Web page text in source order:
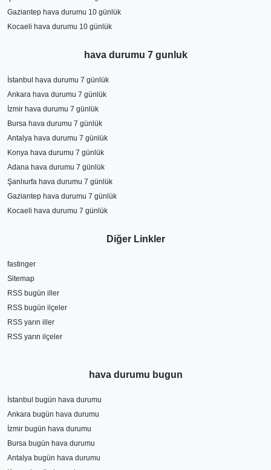
Gaziantep hava durumu 10 günlük
Kocaeli hava durumu 10 günlük
hava durumu 7 gunluk
İstanbul hava durumu 7 günlük
Ankara hava durumu 7 günlük
İzmir hava durumu 7 günlük
Bursa hava durumu 7 günlük
Antalya hava durumu 7 günlük
Konya hava durumu 7 günlük
Adana hava durumu 7 günlük
Şanlıurfa hava durumu 7 günlük
Gaziantep hava durumu 7 günlük
Kocaeli hava durumu 7 günlük
Diğer Linkler
fastinger
Sitemap
RSS bugün iller
RSS bugün ilçeler
RSS yarın iller
RSS yarın ilçeler
hava durumu bugun
İstanbul bugün hava durumu
Ankara bugün hava durumu
İzmir bugün hava durumu
Bursa bugün hava durumu
Antalya bugün hava durumu